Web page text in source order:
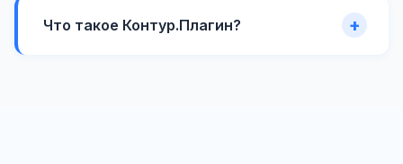
Что такое Контур.Плагин?